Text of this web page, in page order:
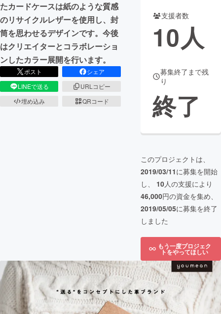
CAMPFIRE for Social Good
CAMPFIRE Creation
CAMPFIREふるさと納税machi-ya コミュニティ
たカードケースは紙のような質感
のリサイクルレザーを使用し、封
筒を思わせるデザインです。今後
はクリエイターとコラボレーショ
ンしたカラー展開を行います。
ポスト
シェア
LINEで送る
URLコピー
埋め込み
QRコード
支援者数
10人
募集終了まで残
り
終了
このプロジェクトは、
2019/03/11に募集を開始
し、 10人の支援により
46,000円の資金を集め、
2019/05/05に募集を終了
しました
もう一度プロジェク
トをやってほしい